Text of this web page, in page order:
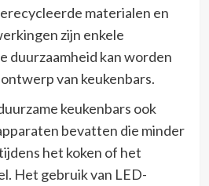
materialen en
zijn enkele
duurzaamheid kan worden
van keukenbars.
keukenbars ook
bevatten die minder
het koken of het
Het gebruik van LED-